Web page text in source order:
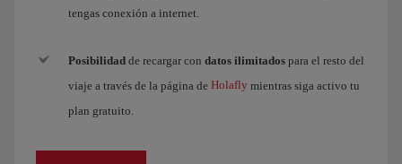
tengas conexión a internet.
Posibilidad de recargar con datos ilimitados para el resto del
viaje a través de la página de Holafly mientras siga activo tu
plan gratuito.